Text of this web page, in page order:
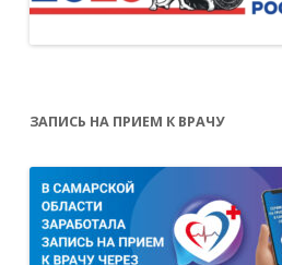
ЗАПИСЬ НА ПРИЕМ К ВРАЧУ